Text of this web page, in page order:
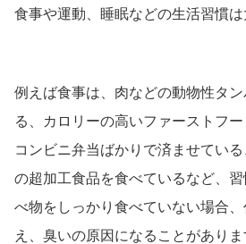
食事や運動、睡眠などの生活習慣は
例えば食事は、肉などの動物性タ
る、カロリーの高いファーストフー
コンビニ弁当ばかりで済ませてい
の超加工食品を食べているなど、
べ物をしっかり食べていない場合
え、臭いの原因になることがありま